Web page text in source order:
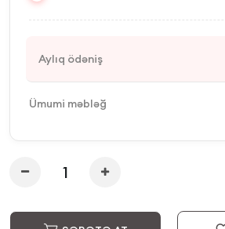
Aylıq ödəniş
Ümumi məbləğ